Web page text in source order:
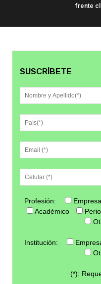
frente
SUSCRÍBETE
Profesión:
Académico
Institución:
(*):